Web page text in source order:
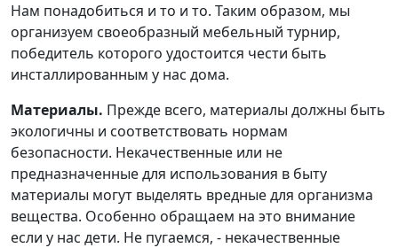
Нам понадобиться и то и то. Таким образом, мы
организуем своеобразный мебельный турнир,
победитель которого удостоится чести быть
инсталлированным у нас дома.
Материалы. Прежде всего, материалы должны быть
экологичны и соответствовать нормам
безопасности. Некачественные или не
предназначенные для использования в быту
материалы могут выделять вредные для организма
вещества. Особенно обращаем на это внимание
если у нас дети. Не пугаемся, - некачественные